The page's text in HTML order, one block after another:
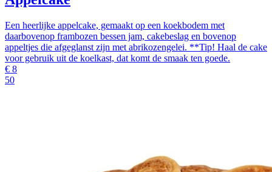
Een heerlijke appelcake, gemaakt op een koekbodem met
daarbovenop frambozen bessen jam, cakebeslag en bovenop
appeltjes die afgeglanst zijn met abrikozengelei. **Tip! Haal de cake
voor gebruik uit de koelkast, dat komt de smaak ten goede.
€ 8
50